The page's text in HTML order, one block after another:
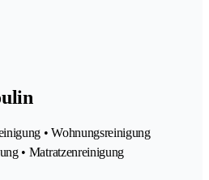
• Wohnungsreinigung
• Matratzenreinigung